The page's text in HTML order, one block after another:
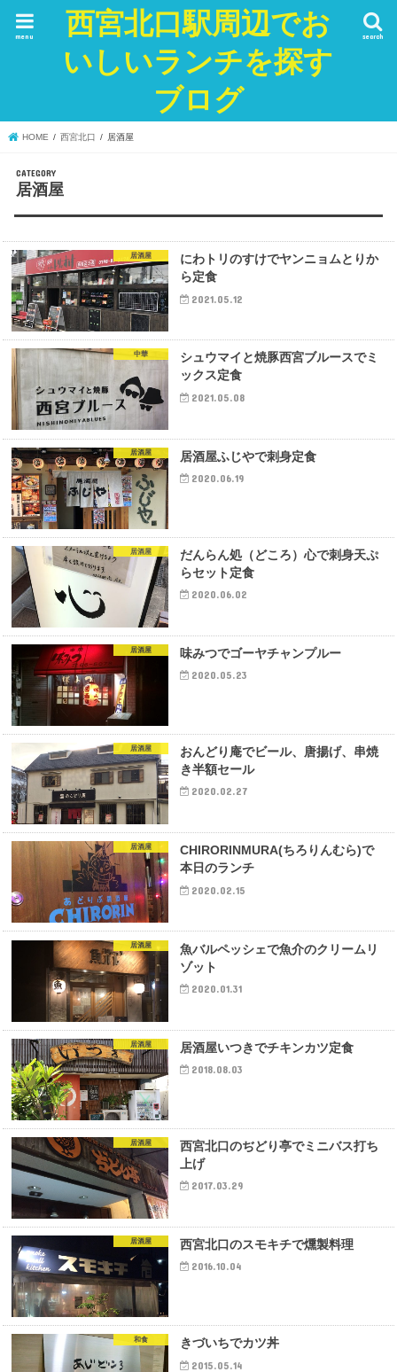
西宮北口駅周辺でお
いしいランチを探す
ブログ
search
menu
HOME 西宮北口 居酒屋
居酒屋
居酒屋
にわトリのすけでヤンニョムとりか
ら定食
2021.05.12
中華
シュウマイと焼豚西宮ブルースでミ
ックス定食
2021.05.08
居酒屋 居酒屋ふじやで刺身定食
2020.06.19
居酒屋
だんらん処（どころ）心で刺身天ぷ
らセット定食
2020.06.02
居酒屋 味みつでゴーヤチャンプルー
2020.05.23
居酒屋
おんどり庵でビール、唐揚げ、串焼
き半額セール
2020.02.27
居酒屋
CHIRORINMURA(ちろりんむら)で
本日のランチ
2020.02.15
居酒屋
魚バルペッシェで魚介のクリームリ
ゾット
2020.01.31
居酒屋 居酒屋いつきでチキンカツ定食
2018.08.03
居酒屋
西宮北口のぢどり亭でミニバス打ち
上げ
2017.03.29
居酒屋 西宮北口のスモキチで燻製料理
2016.10.04
和食 きづいちでカツ丼
2015.05.14